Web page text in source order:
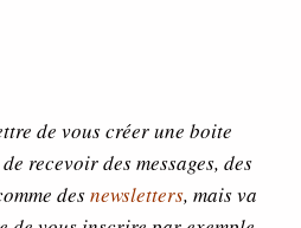
de vous créer une boite
recevoir des messages, des
desnewsletters, mais va